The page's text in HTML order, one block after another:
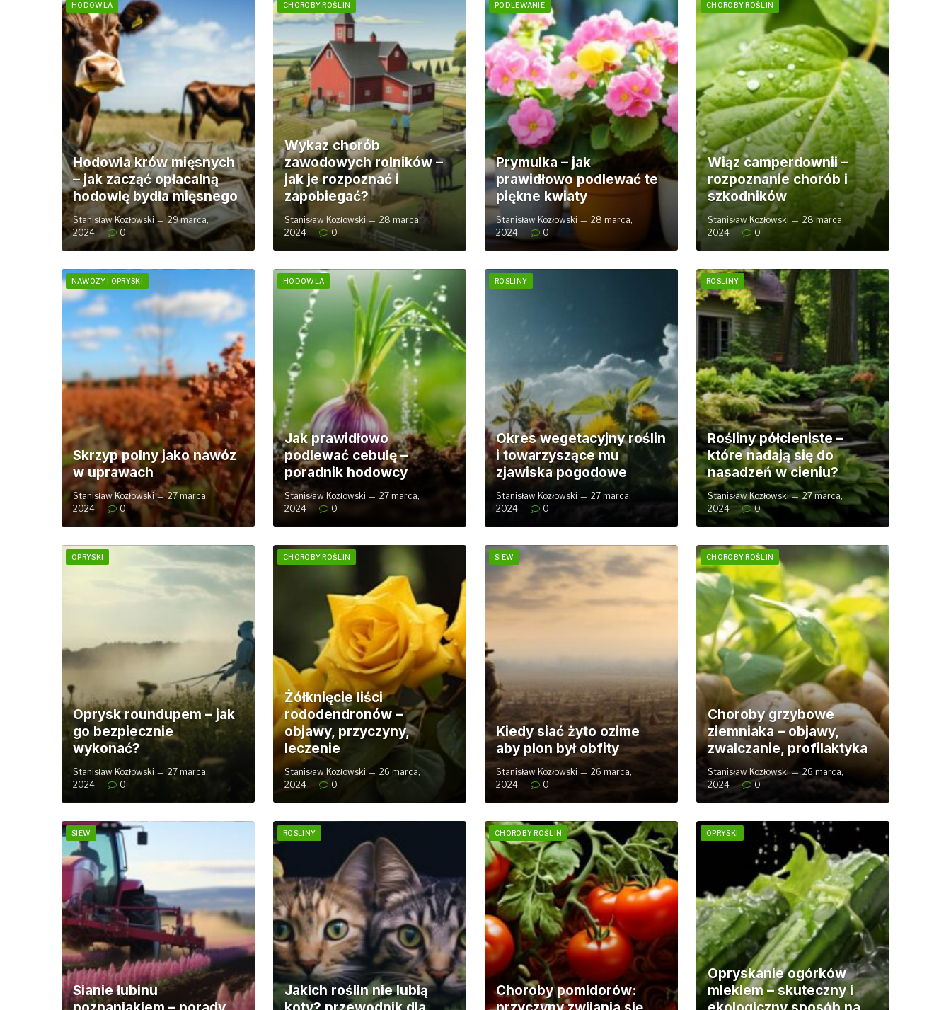
HODOWLA
Hodowla krów mięsnych
– jak zacząć opłacalną
hodowlę bydła mięsnego
Stanisław Kozłowski
29 marca,
2024
0
CHOROBY ROŚLIN
Wykaz chorób
zawodowych rolników –
jak je rozpoznać i
zapobiegać?
Stanisław Kozłowski
28 marca,
2024
0
PODLEWANIE
Prymulka – jak
prawidłowo podlewać te
piękne kwiaty
Stanisław Kozłowski
28 marca,
2024
0
CHOROBY ROŚLIN
Wiąz camperdownii –
rozpoznanie chorób i
szkodników
Stanisław Kozłowski
28 marca,
2024
0
NAWOZY I OPRYSKI
Skrzyp polny jako nawóz
w uprawach
Stanisław Kozłowski
27 marca,
2024
0
HODOWLA
Jak prawidłowo
podlewać cebulę –
poradnik hodowcy
Stanisław Kozłowski
27 marca,
2024
0
ROSLINY
Okres wegetacyjny roślin
i towarzyszące mu
zjawiska pogodowe
Stanisław Kozłowski
27 marca,
2024
0
ROSLINY
Rośliny półcieniste –
które nadają się do
nasadzeń w cieniu?
Stanisław Kozłowski
27 marca,
2024
0
OPRYSKI
Oprysk roundupem – jak
go bezpiecznie
wykonać?
Stanisław Kozłowski
27 marca,
2024
0
CHOROBY ROŚLIN
Żółknięcie liści
rododendronów –
objawy, przyczyny,
leczenie
Stanisław Kozłowski
26 marca,
2024
0
SIEW
Kiedy siać żyto ozime
aby plon był obfity
Stanisław Kozłowski
26 marca,
2024
0
CHOROBY ROŚLIN
Choroby grzybowe
ziemniaka – objawy,
zwalczanie, profilaktyka
Stanisław Kozłowski
26 marca,
2024
0
SIEW
Sianie łubinu
ROSLINY
Jakich roślin nie lubią
CHOROBY ROŚLIN
Choroby pomidorów:
OPRYSKI
Opryskanie ogórków
mlekiem – skuteczny i